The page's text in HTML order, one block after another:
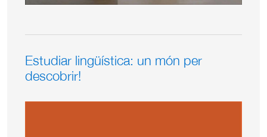
Estudiar lingüística: un món per
descobrir!